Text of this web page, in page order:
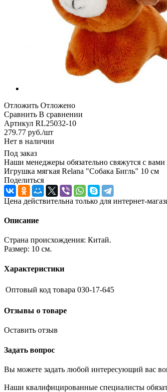
Отложить Отложено
Сравнить В сравнении
Артикул RL25032-10
279.77 руб./шт
Нет в наличии
Под заказ
Наши менеджеры обязательно свяжутся с вами
Игрушка мягкая Relana "Собака Бигль" 10 см
Поделиться
Цена действительна только для интернет-
Описание
Страна происхождения: Китай.
Размер: 10 см.
Характеристики
Оптовый код товара 030-17-645
Отзывы о товаре
Оставить отзыв
Задать вопрос
Вы можете задать любой интересующий вас
Наши квалифицированные специалисты